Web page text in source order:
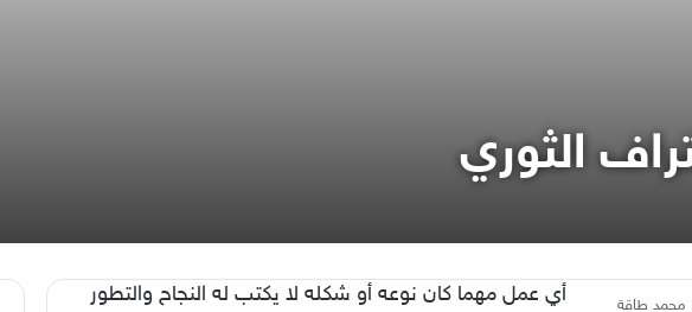
الثوري
أي عمل مهما كان نوعه أو شكله لا يكتب له النجاح والتطور